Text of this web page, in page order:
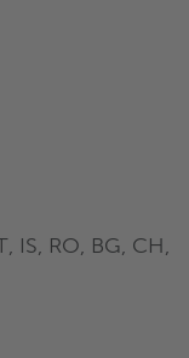
IS, RO, BG, CH,